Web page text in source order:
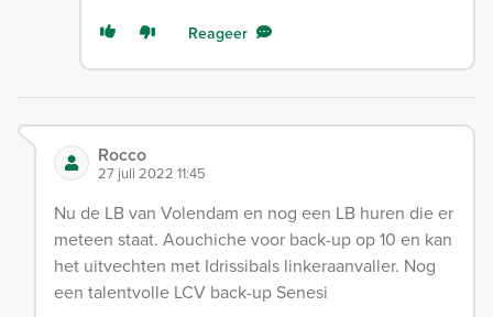
Reageer
Rocco
27 juli 2022 11:45
Nu de LB van Volendam en nog een LB huren die er
meteen staat. Aouchiche voor back-up op 10 en kan
het uitvechten met Idrissibals linkeraanvaller. Nog
een talentvolle LCV back-up Senesi